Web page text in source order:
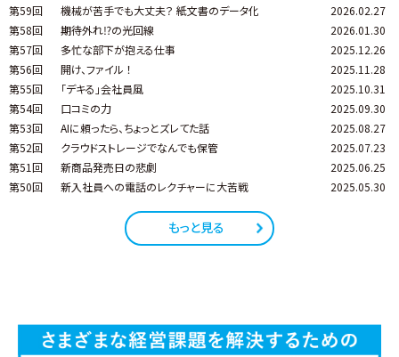
第59回
機械が苦手でも大丈夫？ 紙文書のデータ化
2026.02.27
第58回
期待外れ⁉の光回線
2026.01.30
第57回
多忙な部下が抱える仕事
2025.12.26
第56回
開け、ファイル ！
2025.11.28
第55回
「デキる」会社員風
2025.10.31
第54回
口コミの力
2025.09.30
第53回
AIに頼ったら、ちょっとズレてた話
2025.08.27
第52回
クラウドストレージでなんでも保管
2025.07.23
第51回
新商品発売日の悲劇
2025.06.25
第50回
新入社員への電話のレクチャーに大苦戦 2025.05.30
もっと見る